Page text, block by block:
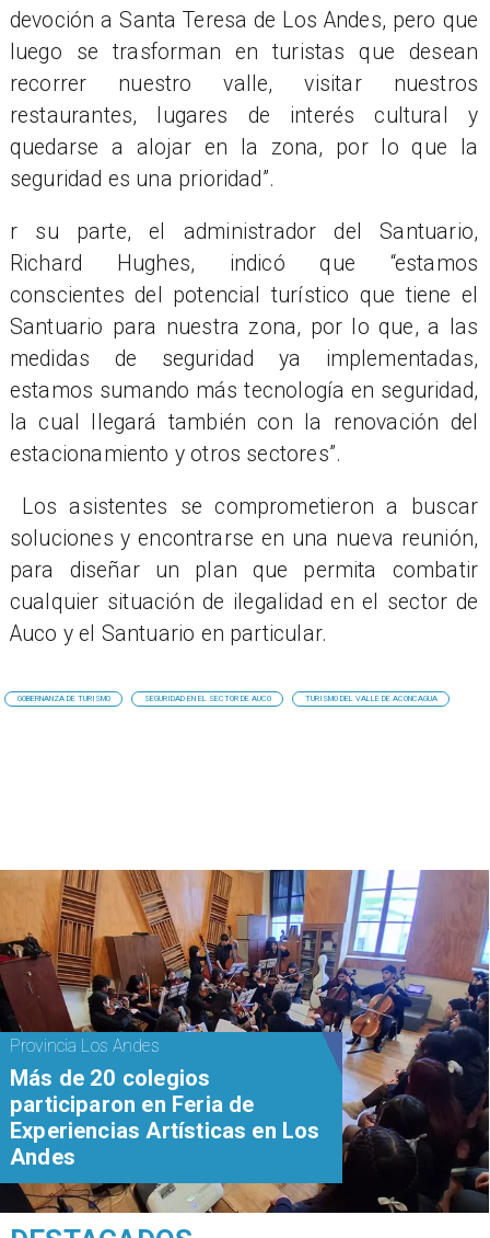
devoción a Santa Teresa de Los Andes, pero que
luego se trasforman en turistas que desean
recorrer nuestro valle, visitar nuestros
restaurantes, lugares de interés cultural y
quedarse a alojar en la zona, por lo que la
seguridad es una prioridad”.
r su parte, el administrador del Santuario,
Richard Hughes, indicó que “estamos
conscientes del potencial turístico que tiene el
Santuario para nuestra zona, por lo que, a las
medidas de seguridad ya implementadas,
estamos sumando más tecnología en seguridad,
la cual llegará también con la renovación del
estacionamiento y otros sectores”.
Los asistentes se comprometieron a buscar
soluciones y encontrarse en una nueva reunión,
para diseñar un plan que permita combatir
cualquier situación de ilegalidad en el sector de
Auco y el Santuario en particular.
GOBERNANZA DE TURISMO SEGURIDAD EN EL SECTOR DE AUCO TURISMO DEL VALLE DE ACONCAGUA
Provincia Los Andes
Más de 20 colegios
participaron en Feria de
Experiencias Artísticas en Los
Andes